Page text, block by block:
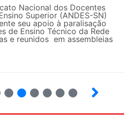
Nacional dos Docentes
Superior (ANDES-SN)
seu apoio à paralisação
de Ensino Técnico da Rede
e reunidos em assembleias